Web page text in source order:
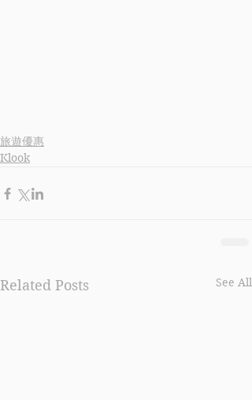
旅遊優惠
Klook
Related Posts See All